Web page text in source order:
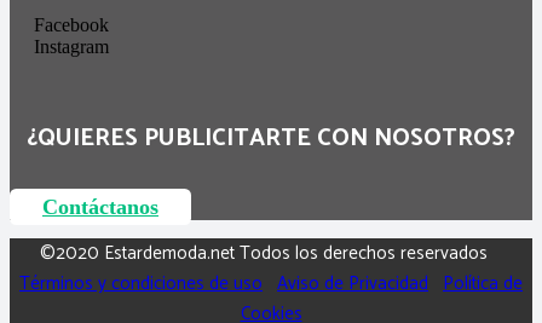
Facebook
Instagram
¿QUIERES PUBLICITARTE CON NOSOTROS?
Contáctanos
©2020 Estardemoda.net Todos los derechos reservados
Términos y condiciones de uso Aviso de Privacidad Política de
Cookies